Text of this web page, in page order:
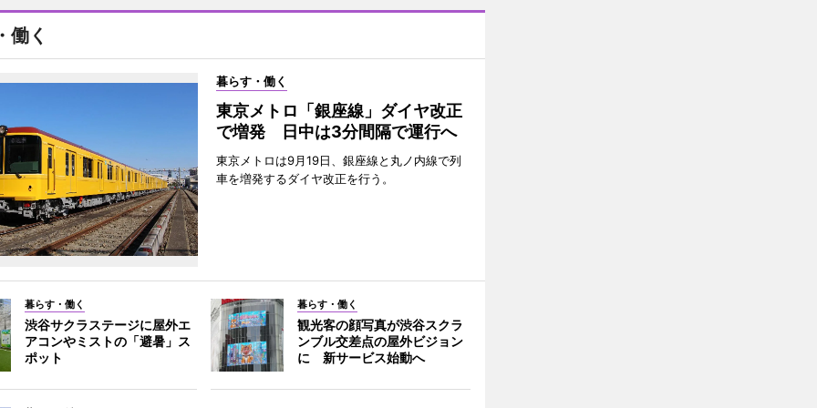
働く
暮らす・働く
東京メトロ「銀座線」ダイヤ改正
で増発 日中は3分間隔で運行へ
東京メトロは9月19日、銀座線と丸ノ内線で列
車を増発するダイヤ改正を行う。
暮らす・働く
渋谷サクラステージに屋外エ
アコンやミストの「避暑」ス
ポット
暮らす・働く
観光客の顔写真が渋谷スクラ
ンブル交差点の屋外ビジョン
に 新サービス始動へ